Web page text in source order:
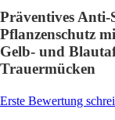
Präventives Anti-
Pflanzenschutz
Gelb- und
Trauermücken
Erste Bewertung